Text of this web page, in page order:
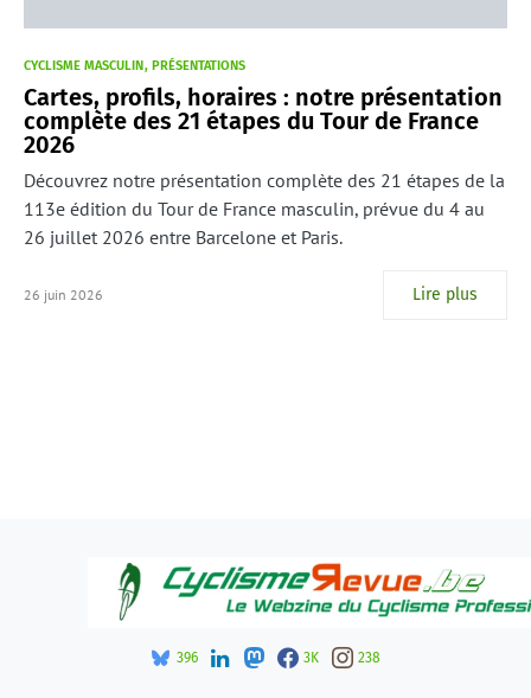
CYCLISME MASCULIN PRÉSENTATIONS
Cartes, profils, horaires : notre présentation
complète des 21 étapes du Tour de France
2026
Découvrez notre présentation complète des 21 étapes de la
113e édition du Tour de France masculin, prévue du 4 au
26 juillet 2026 entre Barcelone et Paris.
26 juin 2026 Lire plus
396 3K 238